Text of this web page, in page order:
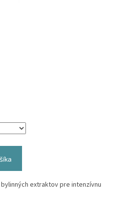
extraktov pre intenzívnu